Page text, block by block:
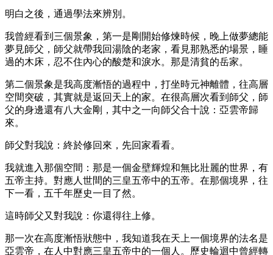
明白之後，通過學法來辨別。
我曾經看到三個景象，第一是剛開始修煉時候，晚上做夢總能
夢見師父，師父就帶我回湯陰的老家，看見那熟悉的場景，睡
過的木床，忍不住內心的酸楚和淚水。那是清貧的岳家。
第二個景象是我高度漸悟的過程中，打坐時元神離體，往高層
空間突破，其實就是返回天上的家。在很高層次看到師父，師
父的身邊還有八大金剛，其中之一向師父合十說：亞雲帝歸
來。
師父對我說：終於修回來，先回家看看。
我就進入那個空間：那是一個金壁輝煌和無比壯麗的世界，有
五帝主持。對應人世間的三皇五帝中的五帝。在那個境界，往
下一看，五千年歷史一目了然。
這時師父又對我說：你還得往上修。
那一次在高度漸悟狀態中，我知道我在天上一個境界的法名是
亞雲帝，在人中對應三皇五帝中的一個人。歷史輪迴中曾經轉